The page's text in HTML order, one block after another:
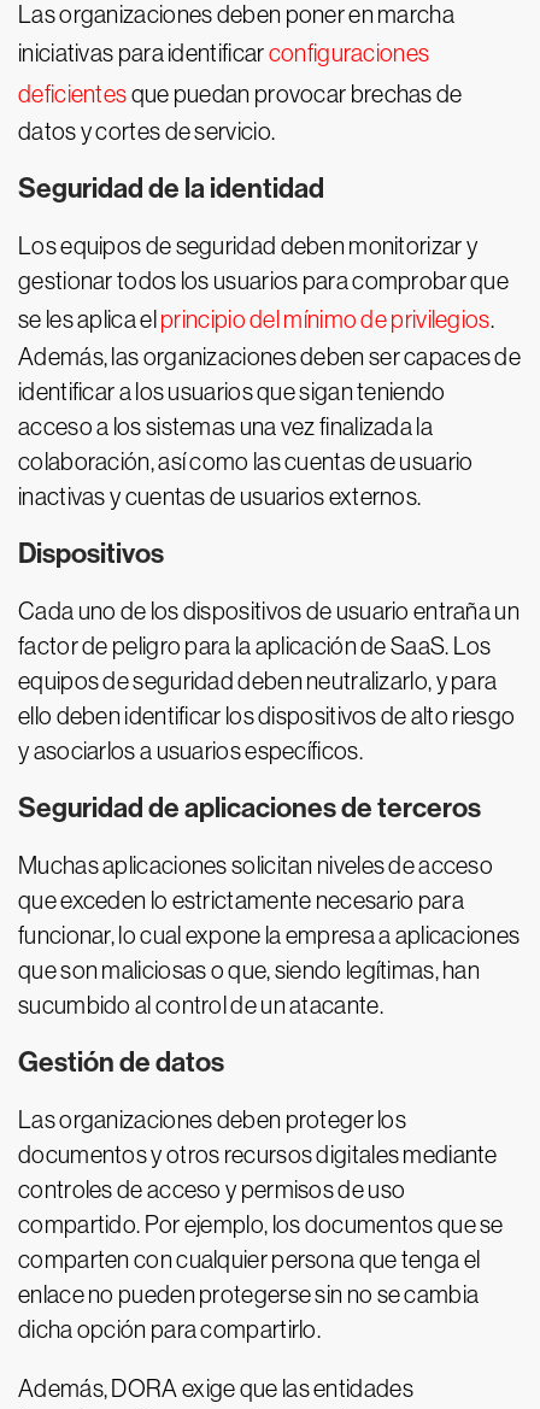
Las organizaciones deben poner en marcha
iniciativas para identificarconfiguraciones
deficientesque puedan provocar brechas de
datos y cortes de servicio.
Seguridad de la identidad
Los equipos de seguridad deben monitorizar y
gestionar todos los usuarios para comprobar que
se les aplica el principio del mínimo de privilegios.
Además, las organizaciones deben ser capaces de
identificar a los usuarios que sigan teniendo
acceso a los sistemas una vez finalizada la
colaboración, así como las cuentas de usuario
inactivas y cuentas de usuarios externos.
Dispositivos
Cada uno de los dispositivos de usuario entraña un
factor de peligro para la aplicación de SaaS. Los
equipos de seguridad deben neutralizarlo, y para
ello deben identificar los dispositivos de alto riesgo
y asociarlos a usuarios específicos.
Seguridad de aplicaciones de terceros
Muchas aplicaciones solicitan niveles de acceso
que exceden lo estrictamente necesario para
funcionar, lo cual expone la empresa a aplicaciones
que son maliciosas o que, siendo legítimas, han
sucumbido al control de un atacante.
Gestión de datos
Las organizaciones deben proteger los
documentos y otros recursos digitales mediante
controles de acceso y permisos de uso
compartido. Por ejemplo, los documentos que se
comparten con cualquier persona que tenga el
enlace no pueden protegerse sin no se cambia
dicha opción para compartirlo.
Además, DORA exige que las entidades